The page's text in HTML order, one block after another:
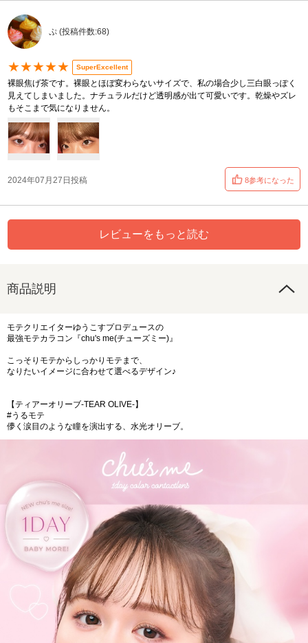
ぷ (投稿件数:68)
★★★★★ SuperExcellent
裸眼焦げ茶です。裸眼とほぼ変わらないサイズで、私の場合少し三白眼っぽく
見えてしまいました。ナチュラルだけど透明感が出て可愛いです。乾燥やズレ
もそこまで気になりません。
2024年07月27日投稿 8参考になった
レビューをもっと読む
商品説明
モテクリエイターゆうこすプロデュースの
最強モテカラコン『chu's me(チューズミー)』
こっそりモテからしっかりモテまで、
なりたいイメージに合わせて選べるデザイン♪
【ティアーオリーブ-TEAR OLIVE-】
#うるモテ
儚く涙目のような瞳を演出する、水光オリーブ。